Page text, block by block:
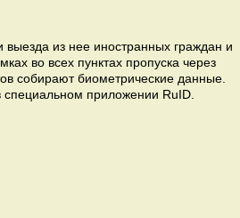
из нее иностранных граждан и
во всех пунктах пропуска через
собирают биометрические данные.
специальном приложении RuID.